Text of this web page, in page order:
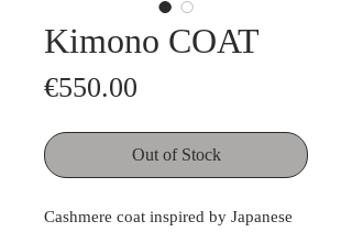
Kimono COAT
€550.00
Out of Stock
Cashmere coat inspired by Japanese